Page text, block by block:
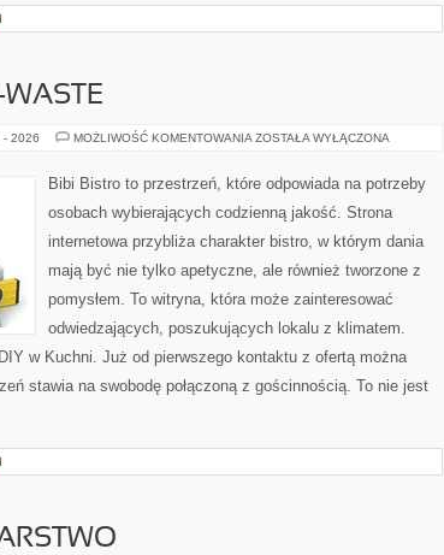
WASTE
- 2026 MOŻLIWOŚĆ KOMENTOWANIA PRZEPISY
ZOSTAŁA WYŁĄCZONA
Bibi Bistro to przestrzeń, które odpowiada na potrzeby
osobach wybierających codzienną jakość. Strona
internetowa przybliża charakter bistro, w którym dania
mają być nie tylko apetyczne, ale również tworzone z
pomysłem. To witryna, która może zainteresować
odwiedzających, poszukujących lokalu z klimatem.
w Kuchni. Już od pierwszego kontaktu z ofertą można
stawia na swobodę połączoną z gościnnością. To nie jest